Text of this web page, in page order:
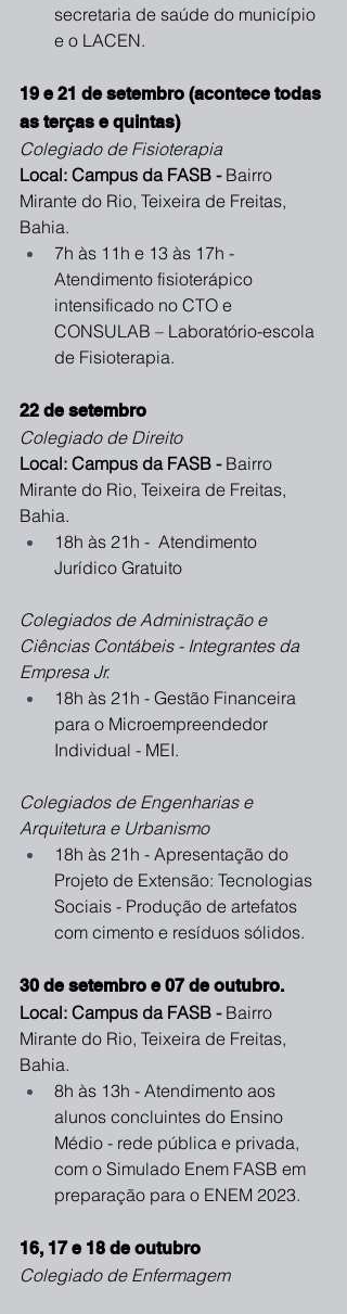
secretaria de saúde do município
e o LACEN.
19 e 21 de setembro (acontece todas
as terças e quintas)
Colegiado de Fisioterapia
Local: Campus da FASB - Bairro
Mirante do Rio, Teixeira de Freitas,
Bahia.
7h às 11h e 13 às 17h -
Atendimento fisioterápico
intensificado no CTO e
CONSULAB – Laboratório-escola
de Fisioterapia.
22 de setembro
Colegiado de Direito
Local: Campus da FASB - Bairro
Mirante do Rio, Teixeira de Freitas,
Bahia.
18h às 21h -  Atendimento
Jurídico Gratuito
Colegiados de Administração e
Ciências Contábeis - Integrantes da
Empresa Jr.
18h às 21h - Gestão Financeira
para o Microempreendedor
Individual - MEI.
Colegiados de Engenharias e
Arquitetura e Urbanismo
18h às 21h - Apresentação do
Projeto de Extensão: Tecnologias
Sociais - Produção de artefatos
com cimento e resíduos sólidos.
30 de setembro e 07 de outubro.
Local: Campus da FASB - Bairro
Mirante do Rio, Teixeira de Freitas,
Bahia.
8h às 13h - Atendimento aos
alunos concluintes do Ensino
Médio - rede pública e privada,
com o Simulado Enem FASB em
preparação para o ENEM 2023.
16, 17 e 18 de outubro
Colegiado de Enfermagem